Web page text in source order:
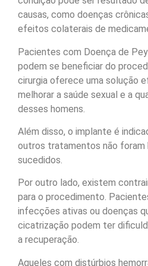
causas, como doenças
efeitos colaterais de
Pacientes com Doença de
podem se beneficiar do
cirurgia oferece uma solução
melhorar a saúde sexual e a
desses homens.
Além disso, o implante é
outros tratamentos não foram
sucedidos.
Por outro lado, existem
para o procedimento.
infecções ativas ou doenças
cicatrização podem ter
a recuperação.
Aqueles com distúrbios